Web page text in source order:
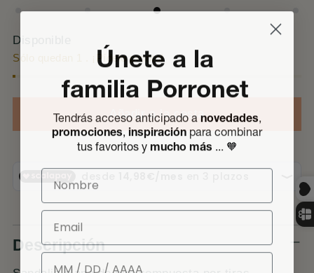
normal
Disponible
Sólo quedan 1 . ¡Pídelo pronto!
Añadir a la cesta
Descripción
Únete a la
familia Porronet
Tendrás acceso anticipado a novedades
promociones inspiración para combinar
tus favoritos y mucho más 🧡
Nombre
Email
Cumpleaños